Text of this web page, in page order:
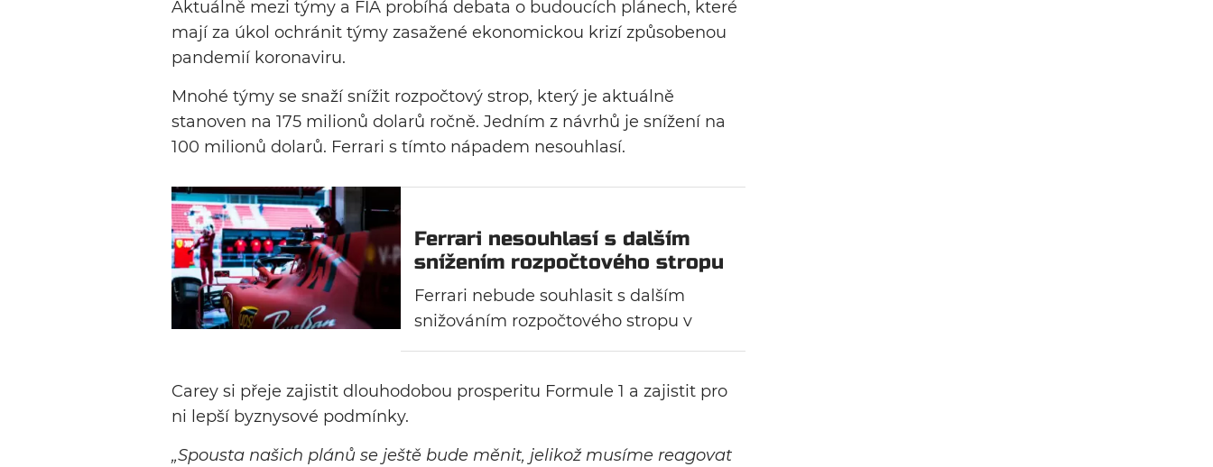
Aktuálně mezi týmy a FIA probíhá debata o budoucích plánech, které
mají za úkol ochránit týmy zasažené ekonomickou krizí způsobenou
pandemií koronaviru.
Mnohé týmy se snaží snížit rozpočtový strop, který je aktuálně
stanoven na 175 milionů dolarů ročně. Jedním z návrhů je snížení na
100 milionů dolarů. Ferrari s tímto nápadem nesouhlasí.
Ferrari nesouhlasí s dalším
snížením rozpočtového stropu
Ferrari nebude souhlasit s dalším
snižováním rozpočtového stropu v
reakci na následky pandemické krize.
McLarenem, bývalí rivalové italského
v hodnotě 100 milionů dolarů.
Carey si přeje zajistit dlouhodobou prosperitu Formule 1 a zajistit pro
ni lepší byznysové podmínky.
„Spousta našich plánů se ještě bude měnit, jelikož musíme reagovat